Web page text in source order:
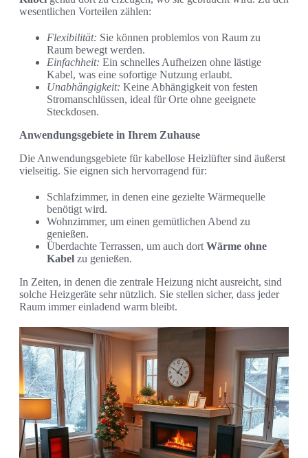
wesentlichen Vorteilen zählen:
Flexibilität: Sie können problemlos von Raum zu
Raum bewegt werden.
Einfachheit: Ein schnelles Aufheizen ohne lästige
Kabel, was eine sofortige Nutzung erlaubt.
Unabhängigkeit: Keine Abhängigkeit von festen
Stromanschlüssen, ideal für Orte ohne geeignete
Steckdosen.
Anwendungsgebiete in Ihrem Zuhause
Die Anwendungsgebiete für kabellose Heizlüfter sind äußerst
vielseitig. Sie eignen sich hervorragend für:
Schlafzimmer, in denen eine gezielte Wärmequelle
benötigt wird.
Wohnzimmer, um einen gemütlichen Abend zu
genießen.
Überdachte Terrassen, um auch dort Wärme ohne
Kabel zu genießen.
In Zeiten, in denen die zentrale Heizung nicht ausreicht, sind
solche Heizgeräte sehr nützlich. Sie stellen sicher, dass jeder
Raum immer einladend warm bleibt.